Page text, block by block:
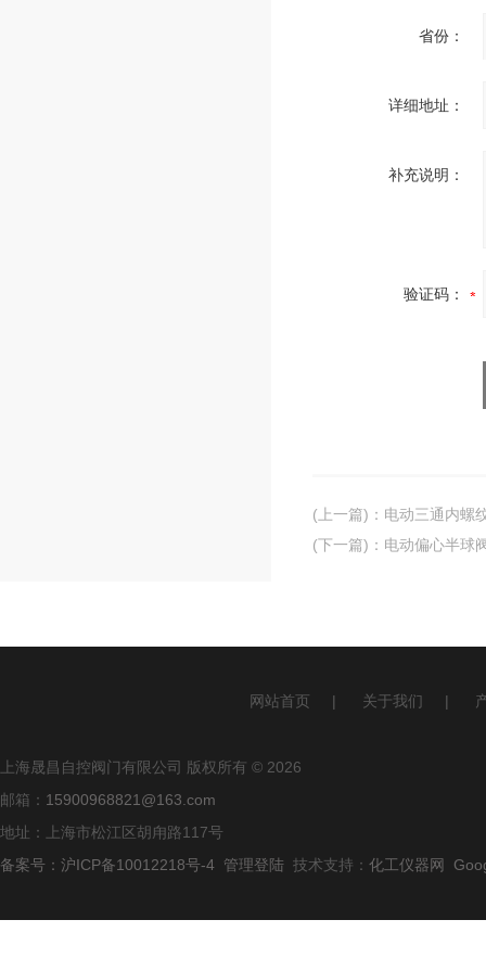
省份：
详细地址：
补充说明：
验证码：
(上一篇) ： 电动三通内螺
(下一篇) ： 电动偏心半球
网站首页 | 关于我们 |
上海晟昌自控阀门有限公司 版权所有 © 2026
邮箱： 15900968821@163.com
地址：上海市松江区胡甪路117号
备案号：沪ICP备10012218号-4 管理登陆 技术支持： 化工仪器网